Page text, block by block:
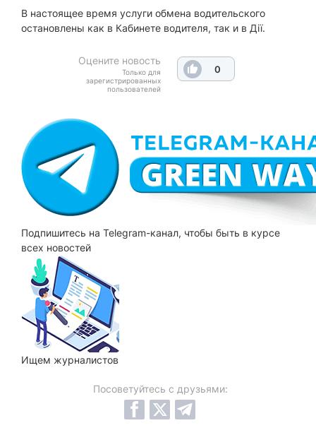
В настоящее время услуги обмена водительского
остановлены как в Кабинете водителя, так и в Дії.
Оцените новость
Только для
зарегистрированных
пользователей
0
Подпишитесь на Telegram-канал, чтобы быть в курсе
всех новостей
Ищем журналистов
Посоветуйтесь с друзьями: